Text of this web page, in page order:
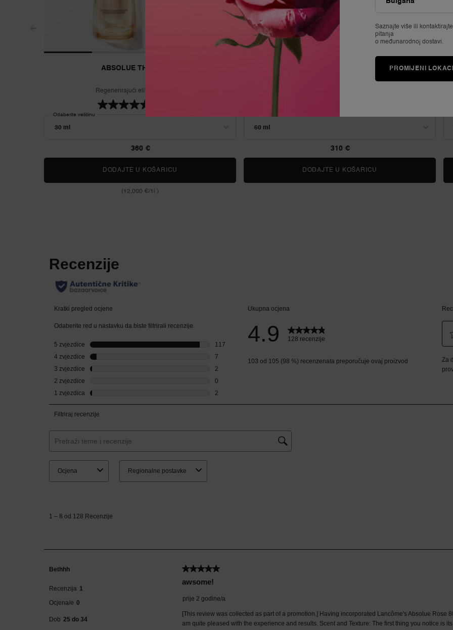
ABSOLUE THE SERUM
Regenerirajući eliksir koncentrat
Odaberite veličinu
360 €
DODAJTE U KOŠARICU
(12,000 €/1l.)
ABSOLUE LONGEVITY THE SOFT CREAM
310 €
DODAJTE U KOŠARICU ABSOLUE
Saznajte više ili
pitanja
o međunarodnoj dostavi.
PROMIJENI